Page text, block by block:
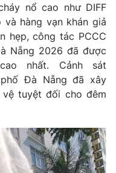
nổ cao như DIFF
hàng vạn khán giả
hẹp, công tác PCCC
Nẵng 2026 đã được
nhất. Cảnh sát
phố Đà Nẵng đã xây
tuyệt đối cho đêm